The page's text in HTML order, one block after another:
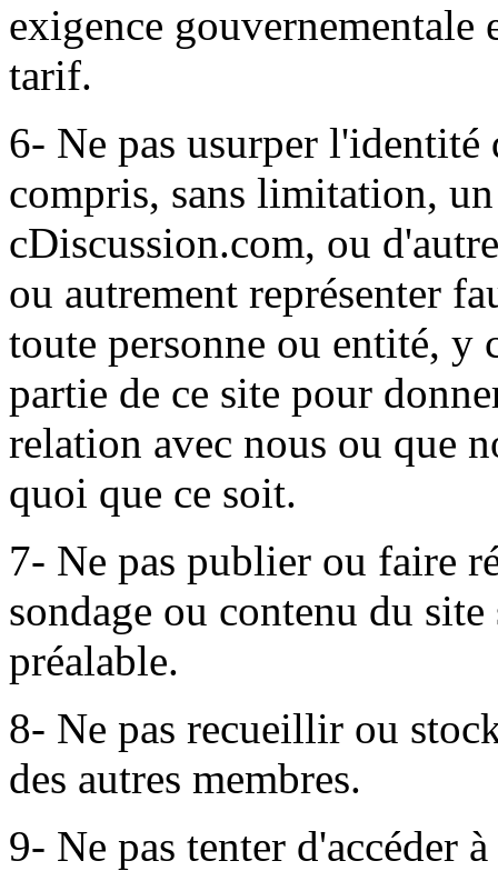
exigence
tarif.
6- Ne pas usurper
compris, sans limitation,
cDiscussion.com, ou
ou autrement représenter
toute personne ou entité, y
partie de ce site pour
relation avec nous ou que
quoi que ce soit.
7- Ne pas publier ou faire
sondage ou contenu du
préalable.
8- Ne pas recueillir ou
des autres membres.
9- Ne pas tenter d'accéder